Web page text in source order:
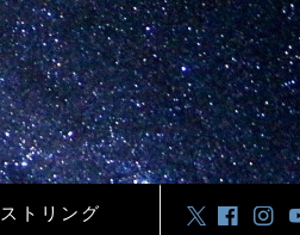
ストリング